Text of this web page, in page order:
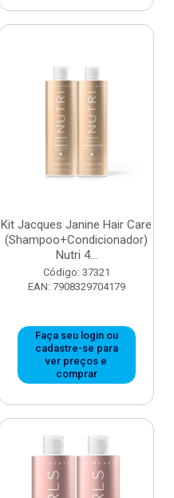
Kit Jacques Janine Hair Care
(Shampoo+Condicionador)
Nutri 4...
Código: 37321
EAN: 7908329704179
Faça seu login ou
cadastre-se para
ver preços e
comprar